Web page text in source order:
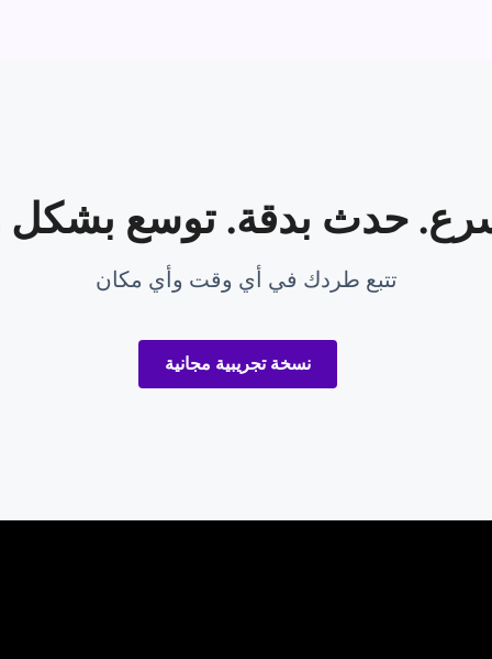
تتبع طردك في أي وقت وأي مكان
نسخة تجريبية مجانية